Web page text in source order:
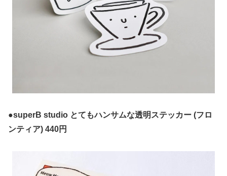
●superB studio とてもハンサムな透明ステッカー (フロ
ンティア) 440円